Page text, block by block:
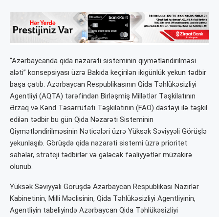
“Azərbaycanda qida nəzarəti sisteminin qiymətləndirilməsi
aləti” konsepsiyası üzrə Bakıda keçirilən ikigünlük yekun tədbir
başa çatıb. Azərbaycan Respublikasının Qida Təhlükəsizliyi
Agentliyi (AQTA) tərəfindən Birləşmiş Millətlər Təşkilatının
Ərzaq və Kənd Təsərrüfatı Təşkilatının (FAO) dəstəyi ilə təşkil
edilən tədbir bu gün Qida Nəzarəti Sisteminin
Qiymətləndirilməsinin Nəticələri üzrə Yüksək Səviyyəli Görüşlə
yekunlaşıb. Görüşdə qida nəzarəti sistemi üzrə prioritet
sahələr, strateji tədbirlər və gələcək fəaliyyətlər müzakirə
olunub.
Yüksək Səviyyəli Görüşdə Azərbaycan Respublikası Nazirlər
Kabinetinin, Milli Məclisinin, Qida Təhlükəsizliyi Agentliyinin,
Agentliyin tabeliyində Azərbaycan Qida Təhlükəsizliyi